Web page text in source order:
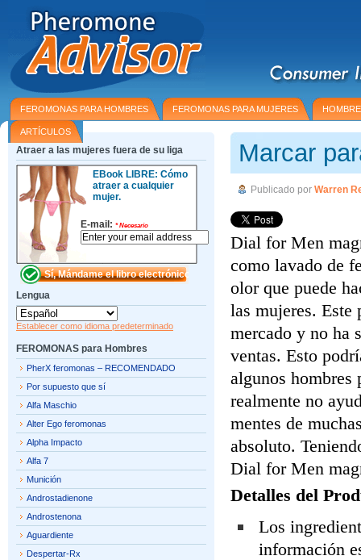
FEROMONAS PARA HOMBRES FEROMONAS PARA MUJERES
ARTÍCULOS
Marcar
Publicado por Warren
Dial for Men
como lavado de
olor que puede
las mujeres. Este
mercado y no ha
ventas. Esto
algunos hombres
realmente no
mentes de
absoluto.
Dial for Men
Detalles del
Los
información
Atraer a las mujeres fuera de su liga
EBook LIBRE: Cómo
atraer a cualquier
mujer.
E-mail: *Necesario
Lengua
Establecer como idioma predeterminado
FEROMONAS para Hombres
PherX feromonas – RECOMENDADO
Por supuesto que sí
Alfa Maschio
Alter Ego feromonas
Alpha Impacto
Alfa 7
Munición
Androstadienone
Androstenona
Aguardiente
Despertar-Rx